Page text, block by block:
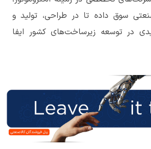
سوق داده تا در طراحی، تولید و
در توسعه زیرساخت‌های کشور ایفا